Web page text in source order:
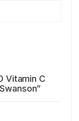
Vitamin C